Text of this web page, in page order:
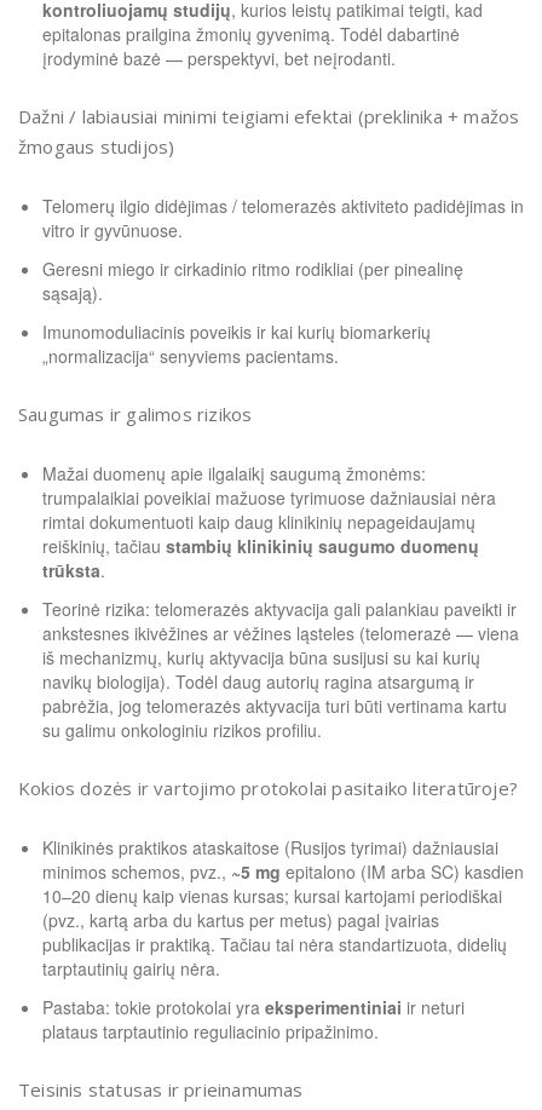
kontroliuojamų studijų, kurios leistų patikimai teigti, kad
epitalonas prailgina žmonių gyvenimą. Todėl dabartinė
įrodyminė bazė — perspektyvi, bet neįrodanti.
Dažni / labiausiai minimi teigiami efektai (preklinika + mažos
žmogaus studijos)
Telomerų ilgio didėjimas / telomerazės aktiviteto padidėjimas in
vitro ir gyvūnuose.
Geresni miego ir cirkadinio ritmo rodikliai (per pinealinę
sąsają).
Imunomoduliacinis poveikis ir kai kurių biomarkerių
„normalizacija“ senyviems pacientams.
Saugumas ir galimos rizikos
Mažai duomenų apie ilgalaikį saugumą žmonėms:
trumpalaikiai poveikiai mažuose tyrimuose dažniausiai nėra
rimtai dokumentuoti kaip daug klinikinių nepageidaujamų
reiškinių, tačiau stambių klinikinių saugumo duomenų
trūksta.
Teorinė rizika: telomerazės aktyvacija gali palankiau paveikti ir
ankstesnes ikivėžines ar vėžines ląsteles (telomerazė — viena
iš mechanizmų, kurių aktyvacija būna susijusi su kai kurių
navikų biologija). Todėl daug autorių ragina atsargumą ir
pabrėžia, jog telomerazės aktyvacija turi būti vertinama kartu
su galimu onkologiniu rizikos profiliu.
Kokios dozės ir vartojimo protokolai pasitaiko literatūroje?
Klinikinės praktikos ataskaitose (Rusijos tyrimai) dažniausiai
minimos schemos, pvz., ~5 mg epitalono (IM arba SC) kasdien
10–20 dienų kaip vienas kursas; kursai kartojami periodiškai
(pvz., kartą arba du kartus per metus) pagal įvairias
publikacijas ir praktiką. Tačiau tai nėra standartizuota, didelių
tarptautinių gairių nėra.
Pastaba: tokie protokolai yra eksperimentiniai ir neturi
plataus tarptautinio reguliacinio pripažinimo.
Teisinis statusas ir prieinamumas